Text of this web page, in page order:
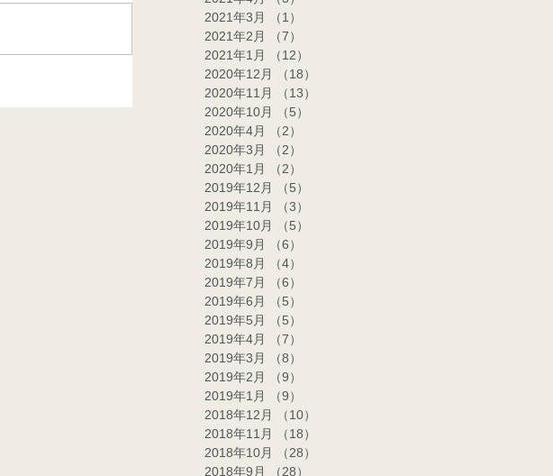
2021年3月
（1）
2021年2月
（7）
2021年1月
（12）
2020年12月
（18）
2020年11月
（13）
2020年10月
（5）
2020年4月
（2）
2020年3月
（2）
2020年1月
（2）
2019年12月
（5）
2019年11月
（3）
2019年10月
（5）
2019年9月
（6）
2019年8月
（4）
2019年7月
（6）
2019年6月
（5）
2019年5月
（5）
2019年4月
（7）
2019年3月
（8）
2019年2月
（9）
2019年1月
（9）
2018年12月
（10）
2018年11月
（18）
2018年10月
（28）
2018年9月
（28）